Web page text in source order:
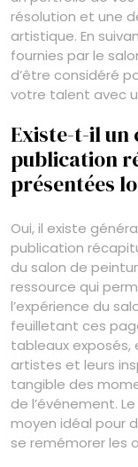
résolution et une
artistique. En
fournies par le
d’être considéré
votre talent avec
Existe-t-il un
publication
présentées
Oui, il existe
publication
du salon de
ressource qui
l’expérience du
feuilletant ces
tableaux exposés,
artistes et leurs
tangible des
de l’événement.
moyen idéal pour
se remémorer les